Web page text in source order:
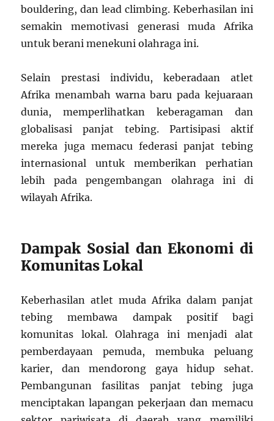
bouldering, dan lead climbing. Keberhasilan ini
semakin memotivasi generasi muda Afrika
untuk berani menekuni olahraga ini.
Selain prestasi individu, keberadaan atlet
Afrika menambah warna baru pada kejuaraan
dunia, memperlihatkan keberagaman dan
globalisasi panjat tebing. Partisipasi aktif
mereka juga memacu federasi panjat tebing
internasional untuk memberikan perhatian
lebih pada pengembangan olahraga ini di
wilayah Afrika.
Dampak Sosial dan Ekonomi di
Komunitas Lokal
Keberhasilan atlet muda Afrika dalam panjat
tebing membawa dampak positif bagi
komunitas lokal. Olahraga ini menjadi alat
pemberdayaan pemuda, membuka peluang
karier, dan mendorong gaya hidup sehat.
Pembangunan fasilitas panjat tebing juga
menciptakan lapangan pekerjaan dan memacu